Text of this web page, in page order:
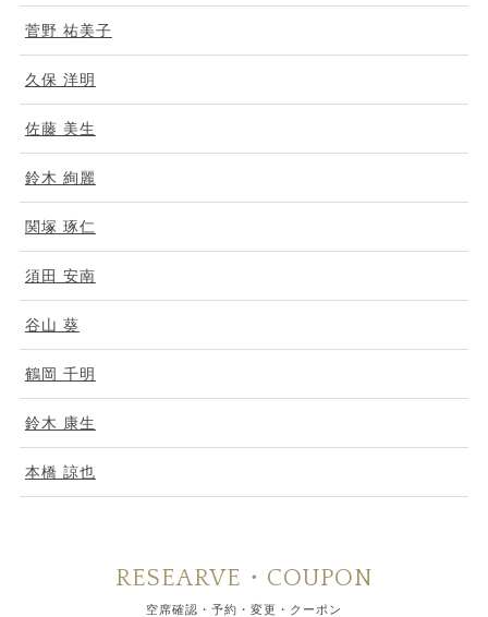
菅野 祐美子
久保 洋明
佐藤 美生
鈴木 絢麗
関塚 琢仁
須田 安南
谷山 葵
鶴岡 千明
鈴木 康生
本橋 諒也
RESEARVE・COUPON
空席確認・予約・変更・クーポン